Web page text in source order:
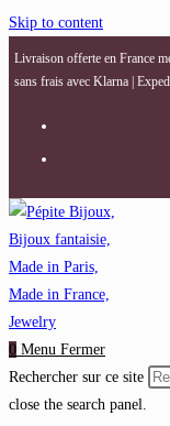
Skip to content
Livraison offerte en France
sans frais avec Klarna |
0 Menu Fermer
Rechercher sur ce site
close the search panel.